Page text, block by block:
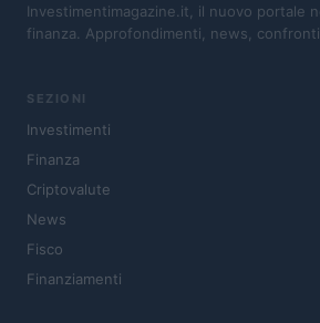
Investimentimagazine.it, il nuovo portale
finanza. Approfondimenti, news,
SEZIONI
Investimenti
Finanza
Criptovalute
News
Fisco
Finanziamenti